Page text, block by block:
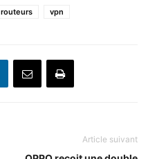
routeurs vpn
Article suivant